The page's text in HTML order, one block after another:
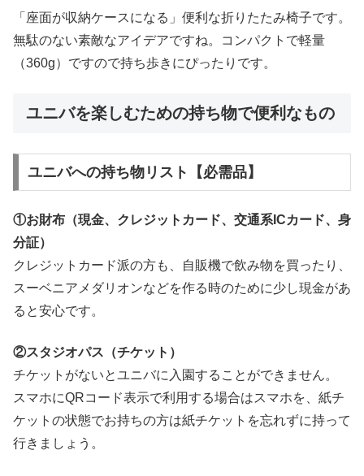
「座面が収納ケースになる」便利な折りたたみ椅子です。
無駄のない素敵なアイデアですね。コンパクトで軽量
（360g）ですので持ち歩きにぴったりです。
ユニバを楽しむための持ち物で便利なもの
ユニバへの持ち物リスト【必需品】
①お財布（現金、クレジットカード、交通系ICカード、身
分証）
クレジットカード派の方も、自販機で飲み物を買ったり、
スーベニアメダリオンなどを作る時のために少し現金があ
ると安心です。
②スタジオパス（チケット）
チケットがないとユニバに入園することができません。
スマホにQRコード表示で利用する場合はスマホを、紙チ
ケットの状態でお持ちの方は紙チケットを忘れずに持って
行きましょう。